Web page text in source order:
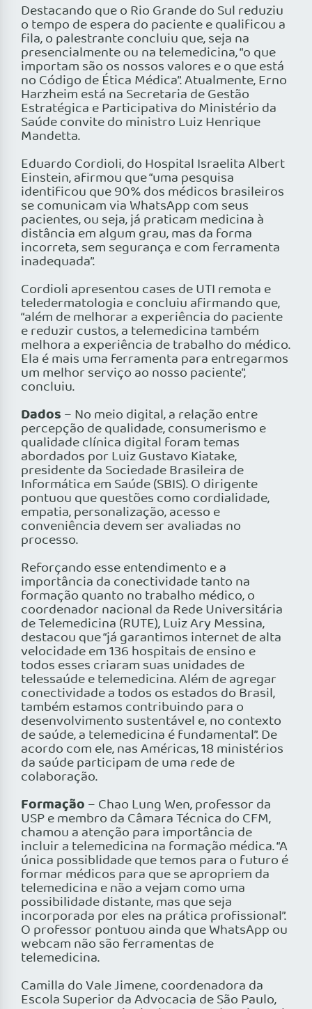
Destacando que o Rio Grande do Sul reduziu
o tempo de espera do paciente e qualificou a
fila, o palestrante concluiu que, seja na
presencialmente ou na telemedicina, “o que
importam são os nossos valores e o que está
no Código de Ética Médica”. Atualmente, Erno
Harzheim está na Secretaria de Gestão
Estratégica e Participativa do Ministério da
Saúde convite do ministro Luiz Henrique
Mandetta.
Eduardo Cordioli, do Hospital Israelita Albert
Einstein, afirmou que “uma pesquisa
identificou que 90% dos médicos brasileiros
se comunicam via WhatsApp com seus
pacientes, ou seja, já praticam medicina à
distância em algum grau, mas da forma
incorreta, sem segurança e com ferramenta
inadequada”.
Cordioli apresentou cases de UTI remota e
teledermatologia e concluiu afirmando que,
“além de melhorar a experiência do paciente
e reduzir custos, a telemedicina também
melhora a experiência de trabalho do médico.
Ela é mais uma ferramenta para entregarmos
um melhor serviço ao nosso paciente”,
concluiu.
Dados – No meio digital, a relação entre
percepção de qualidade, consumerismo e
qualidade clínica digital foram temas
abordados por Luiz Gustavo Kiatake,
presidente da Sociedade Brasileira de
Informática em Saúde (SBIS). O dirigente
pontuou que questões como cordialidade,
empatia, personalização, acesso e
conveniência devem ser avaliadas no
processo.
Reforçando esse entendimento e a
importância da conectividade tanto na
formação quanto no trabalho médico, o
coordenador nacional da Rede Universitária
de Telemedicina (RUTE), Luiz Ary Messina,
destacou que “já garantimos internet de alta
velocidade em 136 hospitais de ensino e
todos esses criaram suas unidades de
telessaúde e telemedicina. Além de agregar
conectividade a todos os estados do Brasil,
também estamos contribuindo para o
desenvolvimento sustentável e, no contexto
de saúde, a telemedicina é fundamental”. De
acordo com ele, nas Américas, 18 ministérios
da saúde participam de uma rede de
colaboração.
Formação – Chao Lung Wen, professor da
USP e membro da Câmara Técnica do CFM,
chamou a atenção para importância de
incluir a telemedicina na formação médica. “A
única possiblidade que temos para o futuro é
formar médicos para que se apropriem da
telemedicina e não a vejam como uma
possibilidade distante, mas que seja
incorporada por eles na prática profissional”.
O professor pontuou ainda que WhatsApp ou
webcam não são ferramentas de
telemedicina.
Camilla do Vale Jimene, coordenadora da
Escola Superior da Advocacia de São Paulo,